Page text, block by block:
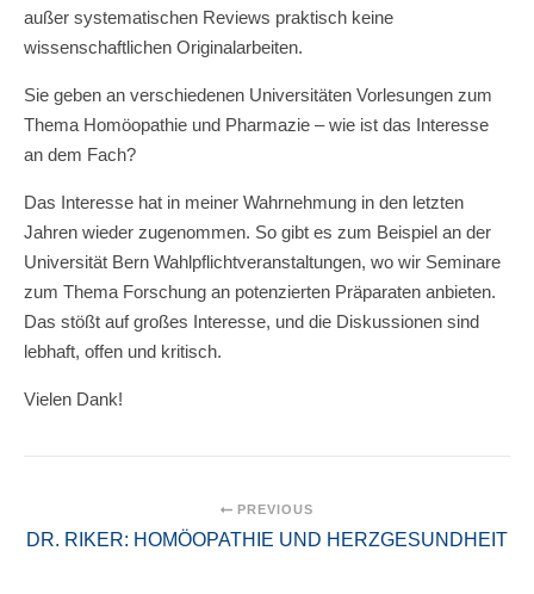
außer systematischen Reviews praktisch keine
wissenschaftlichen Originalarbeiten.
Sie geben an verschiedenen Universitäten Vorlesungen zum
Thema Homöopathie und Pharmazie – wie ist das Interesse
an dem Fach?
Das Interesse hat in meiner Wahrnehmung in den letzten
Jahren wieder zugenommen. So gibt es zum Beispiel an der
Universität Bern Wahlpflichtveranstaltungen, wo wir Seminare
zum Thema Forschung an potenzierten Präparaten anbieten.
Das stößt auf großes Interesse, und die Diskussionen sind
lebhaft, offen und kritisch.
Vielen Dank!
PREVIOUS
DR. RIKER: HOMÖOPATHIE UND HERZGESUNDHEIT